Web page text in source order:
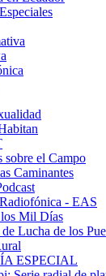
sobre el Campo
Caminantes
- EAS
Mil Días
Lucha de los
ESPECIAL